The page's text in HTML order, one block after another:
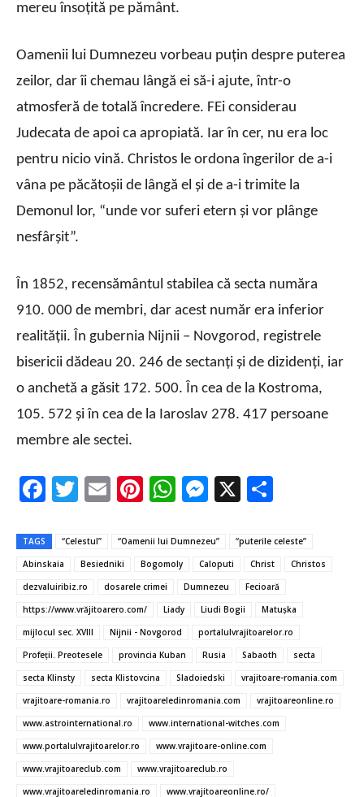
mereu însoţită pe pământ.
Oamenii lui Dumnezeu vorbeau puţin despre puterea
zeilor, dar îi chemau lângă ei să-i ajute, într-o
atmosferă de totală încredere. FEi considerau
Judecata de apoi ca apropiată. Iar în cer, nu era loc
pentru nicio vină. Christos le ordona îngerilor de a-i
vâna pe păcătoşii de lângă el şi de a-i trimite la
Demonul lor, “unde vor suferi etern şi vor plânge
nesfârşit”.
În 1852, recensământul stabilea că secta număra
910. 000 de membri, dar acest număr era inferior
realităţii. În gubernia Nijnii – Novgorod, registrele
bisericii dădeau 20. 246 de sectanţi şi de dizidenţi, iar
o anchetă a găsit 172. 500. În cea de la Kostroma,
105. 572 şi în cea de la Iaroslav 278. 417 persoane
membre ale sectei.
F
e
b
o
o
k
T
it
te
r
E
ai
l
Pi
er
es
t
W
at
s
A
p
p
M
se
n
g
er
X
ta
je
az
ă
TAGS “Celestul” “Oamenii lui Dumnezeu”
“puterile celeste”
Abinskaia
Besiedniki Bogomoly Caloputi Christ
Christos
dezvaluiribiz.ro
dosarele crimei Dumnezeu
Fecioară
https://www.vrăjitoarero.com/
Liady Liudi Bogii
Matuşka
mijlocul sec. XVIII
Nijnii - Novgorod
portalulvrajitoarelor.ro
Profeţii. Preotesele
provincia Kuban Rusia Sabaoth
secta
secta Klinsty
secta Klistovcina Sladoiedski
vrajitoare-romania.com
vrajitoare-romania.ro
vrajitoareledinromania.com
vrajitoareonline.ro
www.astrointernational.ro
www.international-witches.com
www.portalulvrajitoarelor.ro
www.vrajitoare-online.com
www.vrajitoareclub.com
www.vrajitoareclub.ro
www.vrajitoareledinromania.ro
www.vrajitoareonline.ro/